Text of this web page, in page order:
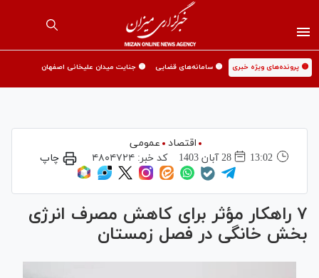
🟡 پرونده‌های ویژه خبری 🟡 سامانه‌های قضایی 🟡 جنایت میدان علیخانی اصفهان
اقتصاد
عمومی
13:02
28 آبان 1403 کد خبر:۴۸۰۴۷۲۴ چاپ
۷ راهکار مؤثر برای کاهش مصرف انرژی
بخش خانگی در فصل زمستان